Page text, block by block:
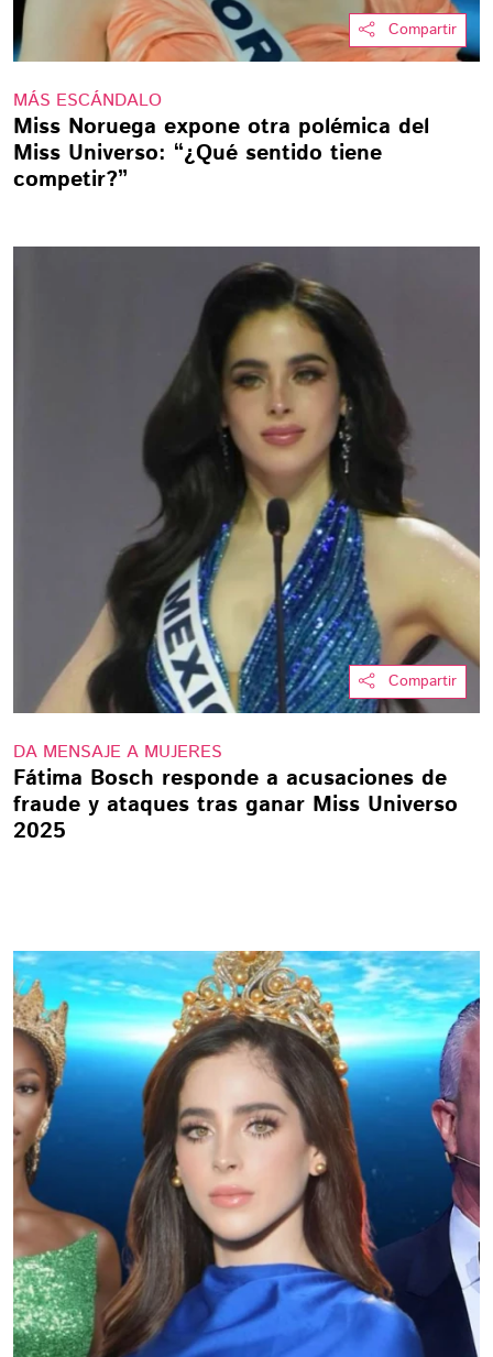
Compartir
MÁS ESCÁNDALO
Miss Noruega expone otra polémica del
Miss Universo: “¿Qué sentido tiene
competir?”
Compartir
DA MENSAJE A MUJERES
Fátima Bosch responde a acusaciones de
fraude y ataques tras ganar Miss Universo
2025